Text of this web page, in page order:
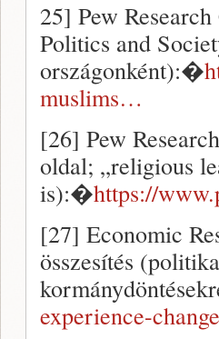
25] Pew
Politics and
országonként):�
muslims…
[26] Pew
oldal; „religious
is):�https://
[27] Economic
összesítés
experience-